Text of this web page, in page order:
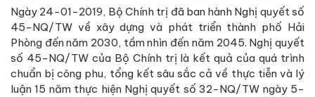
Ngày 24-01-2019, Bộ Chính trị đã ban hành Nghị quyết số
45-NQ/TW về xây dựng và phát triển thành phố Hải
Phòng đến năm 2030, tầm nhìn đến năm 2045. Nghị quyết
số 45-NQ/TW của Bộ Chính trị là kết quả của quá trình
chuẩn bị công phu, tổng kết sâu sắc cả về thực tiễn và lý
luận 15 năm thực hiện Nghị quyết số 32-NQ/TW ngày 5-